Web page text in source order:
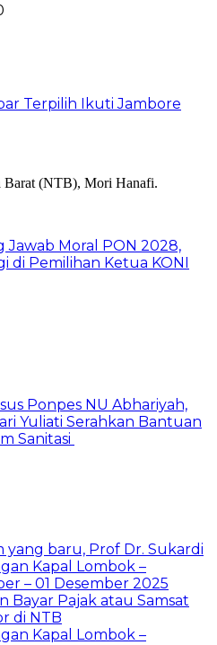
Terpilih Ikuti Jambore
Jawab Moral PON 2028,
di Pemilihan Ketua KONI
Ponpes NU Abhariyah,
Yuliati Serahkan Bantuan
Sanitasi
baru, Prof Dr. Sukardi
Kapal Lombok –
– 01 Desember 2025
Bayar Pajak atau Samsat
di NTB
Kapal Lombok –